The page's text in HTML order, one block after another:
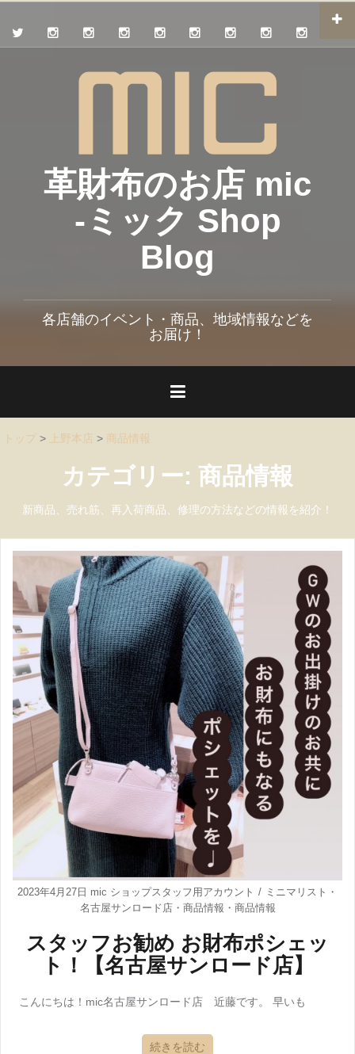
革財布のお店 mic
-ミック Shop
Blog
各店舗のイベント・商品、地域情報などを
お届け！
トップ > 上野本店 > 商品情報
カテゴリー: 商品情報
新商品、売れ筋、再入荷商品、修理の方法などの情報を紹介！
2023年4月27日 mic ショップスタッフ用アカウント ミニマリスト ・
名古屋サンロード店・ 商品情報 ・ 商品情報
スタッフお勧め お財布ポシェッ
ト！【名古屋サンロード店】
こんにちは！mic名古屋サンロード店 近藤です。 早いも
続きを読む